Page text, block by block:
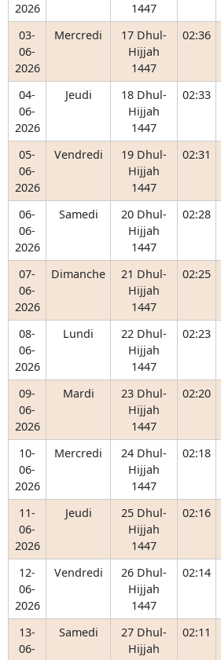
2026
1447
03-
06-
2026
Mercredi
17 Dhul-
Hijjah
1447
02:36
04-
06-
2026
Jeudi
18 Dhul-
Hijjah
1447
02:33
05-
06-
2026
Vendredi
19 Dhul-
Hijjah
1447
02:31
06-
06-
2026
Samedi
20 Dhul-
Hijjah
1447
02:28
07-
06-
2026
Dimanche
21 Dhul-
Hijjah
1447
02:25
08-
06-
2026
Lundi
22 Dhul-
Hijjah
1447
02:23
09-
06-
2026
Mardi
23 Dhul-
Hijjah
1447
02:20
10-
06-
2026
Mercredi
24 Dhul-
Hijjah
1447
02:18
11-
06-
2026
Jeudi
25 Dhul-
Hijjah
1447
02:16
12-
06-
2026
Vendredi
26 Dhul-
Hijjah
1447
02:14
13-
06-
Samedi
27 Dhul-
Hijjah
02:11